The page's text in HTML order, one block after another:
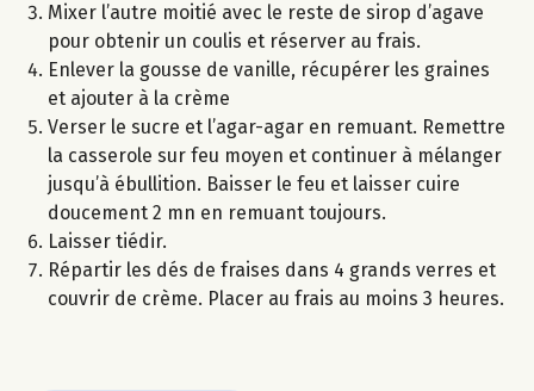
Mixer l’autre moitié avec le reste de sirop d’agave
pour obtenir un coulis et réserver au frais.
Enlever la gousse de vanille, récupérer les graines
et ajouter à la crème
Verser le sucre et l’agar-agar en remuant. Remettre
la casserole sur feu moyen et continuer à mélanger
jusqu’à ébullition. Baisser le feu et laisser cuire
doucement 2 mn en remuant toujours.
Laisser tiédir.
Répartir les dés de fraises dans 4 grands verres et
couvrir de crème. Placer au frais au moins 3 heures.